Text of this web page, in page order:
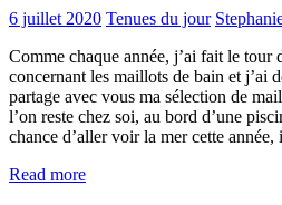
6 juillet 2020 Tenues du jour
Comme chaque année, j’ai fait le tour
concernant les maillots de bain et j’ai
partage avec vous ma sélection de
l’on reste chez soi, au bord d’une
chance d’aller voir la mer cette
Read more